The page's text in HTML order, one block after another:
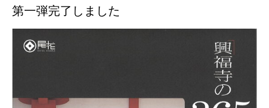
第一弾完了しました